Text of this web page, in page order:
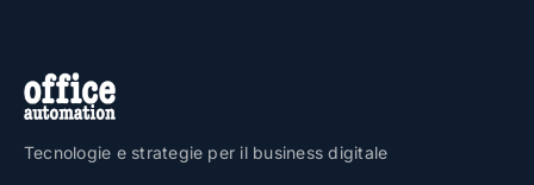
Tecnologie e strategie per il business digitale